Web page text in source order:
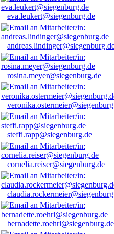
eva.leukert@siegenburg.de
rosina.meyer@siegenburg.de
steffi.rapp@siegenburg.de
cornelia.reiser@siegenburg.de
bernadette.roehrl@siegenburg.de